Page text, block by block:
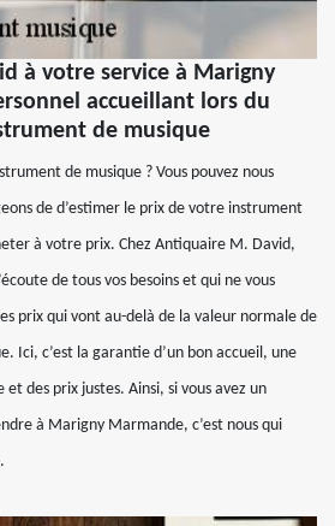
à votre service à Marigny
accueillant lors du
de musique
de musique ? Vous pouvez nous
de d’estimer le prix de votre instrument
à votre prix. Chez Antiquaire M. David,
de tous vos besoins et qui ne vous
prix qui vont au-delà de la valeur normale de
Ici, c’est la garantie d’un bon accueil, une
des prix justes. Ainsi, si vous avez un
à Marigny Marmande, c’est nous qui